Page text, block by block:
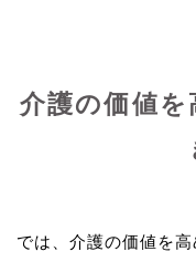
介護の価値
では、介護の価値を